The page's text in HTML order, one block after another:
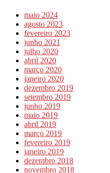
maio 2024
agosto 2023
fevereiro 2023
junho 2021
julho 2020
abril 2020
março 2020
janeiro 2020
dezembro 2019
setembro 2019
junho 2019
maio 2019
abril 2019
março 2019
fevereiro 2019
janeiro 2019
dezembro 2018
novembro 2018